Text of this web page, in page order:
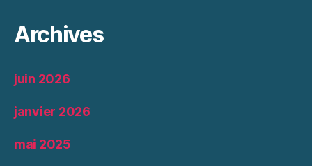
Archives
juin 2026
janvier 2026
mai 2025